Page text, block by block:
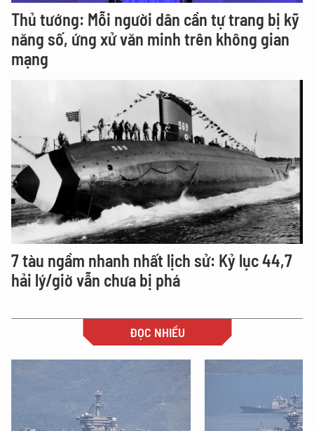
Thủ tướng: Mỗi người dân cần tự trang bị kỹ
năng số, ứng xử văn minh trên không gian
mạng
7 tàu ngầm nhanh nhất lịch sử: Kỷ lục 44,7
hải lý/giờ vẫn chưa bị phá
ĐỌC NHIỀU